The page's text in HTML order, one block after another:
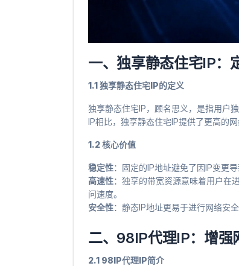
一、独享静态住宅IP：
1.1 独享静态住宅IP的定义
独享静态住宅IP，顾名思义，是指用户
IP相比，独享静态住宅IP提供了更高的网
1.2 核心价值
稳定性：固定的IP地址避免了因IP变更
高速性：独享的带宽资源意味着用户在
问速度。
安全性：静态IP地址更易于进行网络安
二、98IP代理IP：增强
2.1 98IP代理IP简介